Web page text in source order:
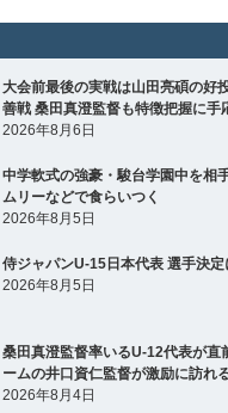
大会前最後の実戦は山田亮碩の好
善戦 桑田真澄監督も特徴把握に手
2026年8月6日
中学軟式の強豪・駿台学園中を相
ムリーなどで食らいつく
2026年8月5日
侍ジャパンU-15日本代表 選手決定
2026年8月5日
桑田真澄監督率いるU-12代表が直
ームの井口資仁監督が激励に訪れ
2026年8月4日